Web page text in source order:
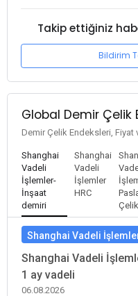
Takip ettiğiniz
Bildirim
Global Demir Çelik
Demir Çelik Endeksleri, Fiyat
Shanghai
Vadeli
İşlemler-
İnşaat
demiri
Shanghai
Vadeli
İşlemler
HRC
Çelik
Shanghai Vadeli
Shanghai Vadeli
1 ay vadeli
06.08.2026